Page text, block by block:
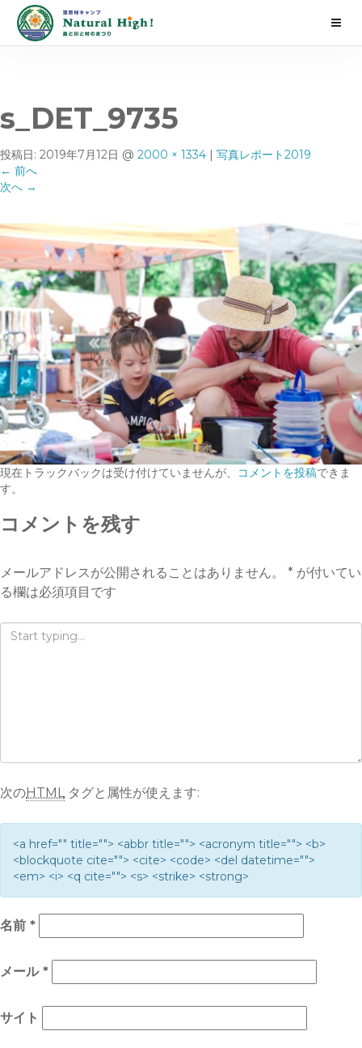
s_DET_9735
投稿日: 2019年7月12日 @ 2000 × 1334 | 写真レポート2019
← 前へ
次へ →
現在トラックバックは受け付けていませんが、 コメントを投稿できま
す。
コメントを残す
メールアドレスが公開されることはありません。 * が付いてい
る欄は必須項目です
次のHTMLタグと属性が使えます:
<a href="" title=""> <abbr title=""> <acronym title=""> <b>
<blockquote cite=""> <cite> <code> <del datetime="">
<em> <i> <q cite=""> <s> <strike> <strong>
名前 *
メール *
サイト